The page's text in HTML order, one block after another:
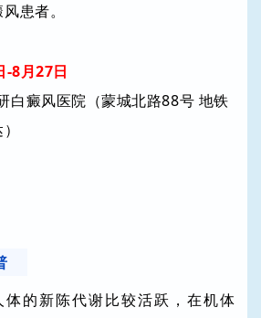
患者。
-8月27日
白癜风医院（蒙城北路88号 地铁
的新陈代谢比较活跃，在机体